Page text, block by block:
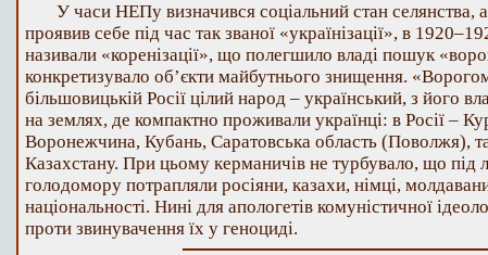
У часи НЕПу визначився соціальний стан селянства, а
проявив себе під час так званої «українізації», в
називали «коренізації», що полегшило владі пошук
конкретизувало об’єкти майбутнього знищення.
більшовицькій Росії цілий народ – український, з його
на землях, де компактно проживали українці: в Росії –
Воронежчина, Кубань, Саратовська область (Поволжя), та
Казахстану. При цьому керманичів не турбувало, що під
голодомору потрапляли росіяни, казахи, німці,
національності. Нині для апологетів комуністичної
проти звинувачення їх у геноциді.